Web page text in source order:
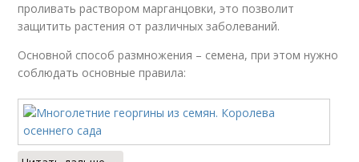
проливать раствором марганцовки, это позволит
защитить растения от различных заболеваний.
Основной способ размножения – семена, при этом нужно
соблюдать основные правила: